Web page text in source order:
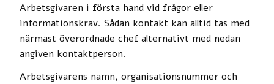
Arbetsgivaren i första hand vid frågor eller
informationskrav. Sådan kontakt kan alltid tas med
närmast överordnade chef alternativt med nedan
angiven kontaktperson.
Arbetsgivarens namn, organisationsnummer och